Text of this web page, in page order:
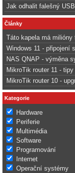
Jak odhalit falešný
Články
Táto kapela má
Windows 11 - připojení
NAS QNAP - výměna
MikroTik router 11 - tipy
MikroTik router 10 -
Kategorie
Hardware
Periferie
Multimédia
Software
Programování
Internet
Operační systémy